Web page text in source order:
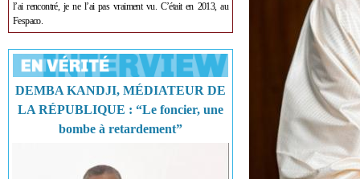
l’ai rencontré, je ne l’ai pas vraiment vu. C’était en 2013, au
Fespaco.
DEMBA KANDJI, MÉDIATEUR DE
LA RÉPUBLIQUE : “Le foncier, une
bombe à retardement”